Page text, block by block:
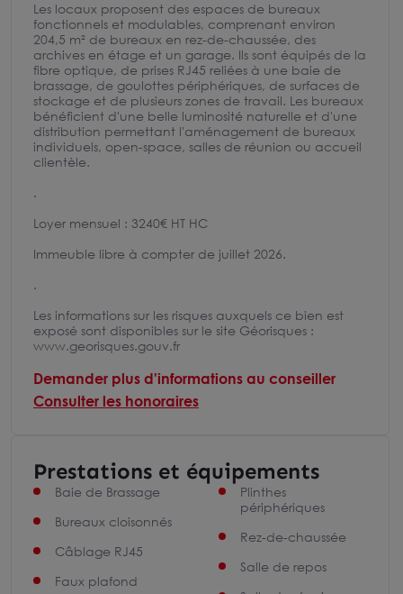
Les locaux proposent des espaces de bureaux
fonctionnels et modulables, comprenant environ
204,5 m² de bureaux en rez-de-chaussée, des
archives en étage et un garage. Ils sont équipés de la
fibre optique, de prises RJ45 reliées à une baie de
brassage, de goulottes périphériques, de surfaces de
stockage et de plusieurs zones de travail. Les bureaux
bénéficient d'une belle luminosité naturelle et d'une
distribution permettant l'aménagement de bureaux
individuels, open-space, salles de réunion ou accueil
clientèle.
.
Loyer mensuel : 3240€ HT HC
Immeuble libre à compter de juillet 2026.
.
Les informations sur les risques auxquels ce bien est
exposé sont disponibles sur le site Géorisques :
www.georisques.gouv.fr
Demander plus d'informations au conseiller
Consulter les honoraires
Prestations et équipements
Baie de Brassage
Bureaux cloisonnés
Câblage RJ45
Faux plafond
Plinthes
périphériques
Rez-de-chaussée
Salle de repos